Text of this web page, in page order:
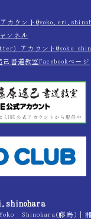
カウント
ンネル
）アカウント
書道教室Facebookページ
Shinohara(藤島)｜